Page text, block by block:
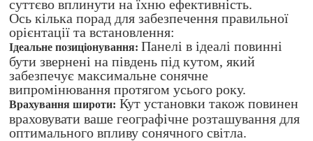
суттєво вплинути на їхню ефективність.
Ось кілька порад для забезпечення правильної
орієнтації та встановлення:
Ідеальне позиціонування: Панелі в ідеалі повинні
бути звернені на південь під кутом, який
забезпечує максимальне сонячне
випромінювання протягом усього року.
Врахування широти: Кут установки також повинен
враховувати ваше географічне розташування для
оптимального впливу сонячного світла.